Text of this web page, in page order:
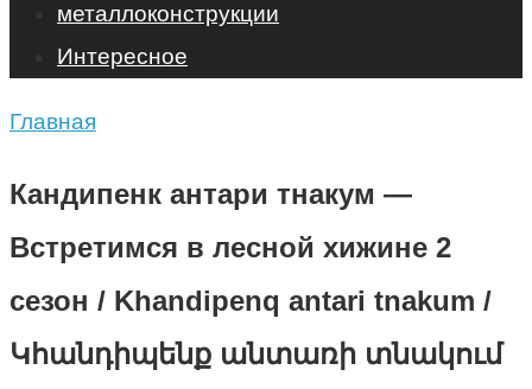
металлоконструкции
Интересное
Главная
Кандипенк антари тнакум —
Встретимся в лесной хижине 2
сезон / Khandipenq antari tnakum /
Կհանդիպենք անտառի տնակում